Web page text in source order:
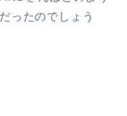
ったのでしょう